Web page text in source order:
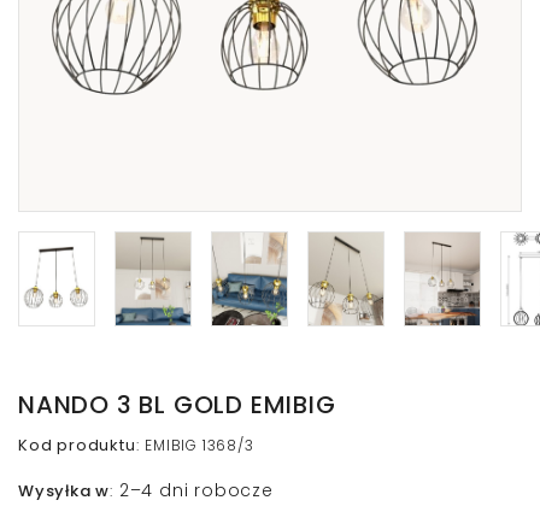
NANDO 3 BL GOLD EMIBIG
Kod produktu: EMIBIG 1368/3
Wysyłka w: 2–4 dni robocze